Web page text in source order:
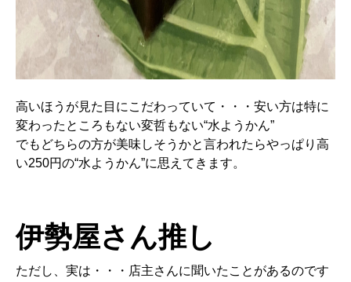
高いほうが見た目にこだわっていて・・・安い方は特に
変わったところもない変哲もない“水ようかん”
でもどちらの方が美味しそうかと言われたらやっぱり高
い250円の“水ようかん”に思えてきます。
伊勢屋さん推し
ただし、実は・・・店主さんに聞いたことがあるのです